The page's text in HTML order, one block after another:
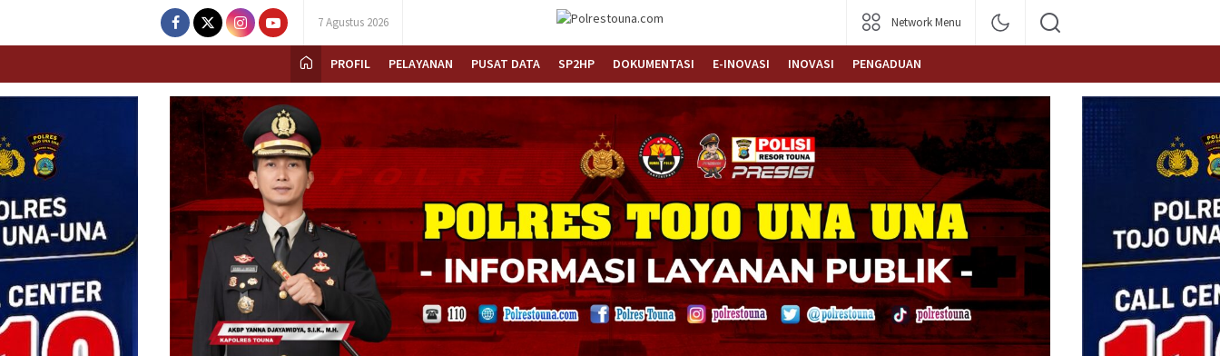
7 Agustus 2026 Network Menu
PROFIL PELAYANAN PUSAT DATA SP2HP DOKUMENTASI E-INOVASI INOVASI PENGADUAN